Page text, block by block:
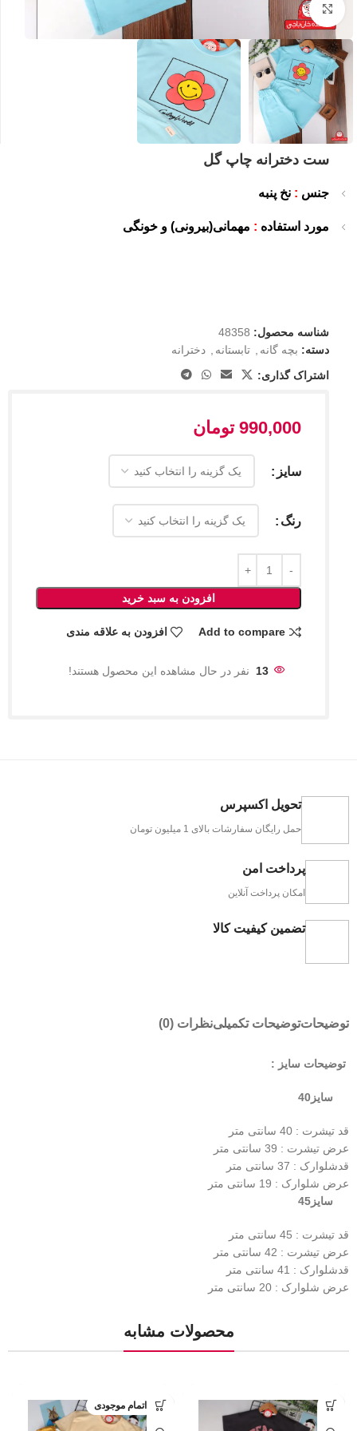
بزرگنمایی تصویر
ست دخترانه چاپ گل
جنس : نخ پنبه
مورد استفاده : مهمانی(بیرونی) و خونگی
شناسه محصول: 48358
دسته: بچه گانه تابستانه
دخترانه
اشتراک گذاری:
990,000 تومان
سایز
رنگ
افزودن به سبد خرید
Add to compare افزودن به علاقه مندی
13 نفر در حال مشاهده این محصول هستند!
تحویل اکسپرس
حمل رایگان سفارشات بالای 1 میلیون تومان
پرداخت امن
امکان پرداخت آنلاین
تضمین کیفیت کالا
توضیحاتتوضیحات تکمیلینظرات (0)
توضیحات سایز :
سایز40
قد تیشرت : 40 سانتی متر
عرض تیشرت : 39 سانتی متر
قدشلوارک : 37 سانتی متر
عرض شلوارک : 19 سانتی متر
سایز45
قد تیشرت : 45 سانتی متر
عرض تیشرت : 42 سانتی متر
قدشلوارک : 41 سانتی متر
عرض شلوارک : 20 سانتی متر
محصولات مشابه
اتمام موجودی